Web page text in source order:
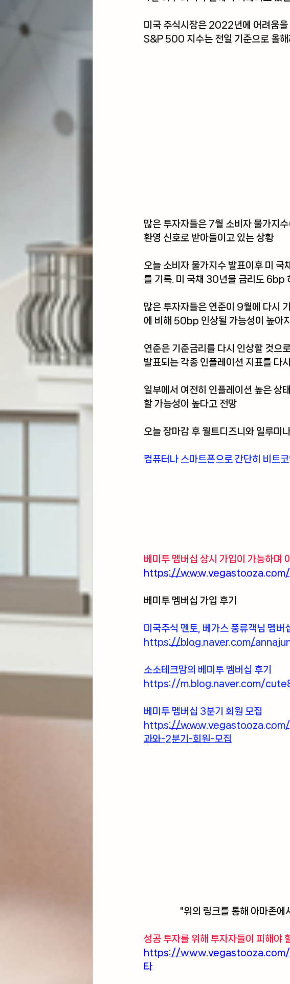
미국 주식시장은 2022년에 어려움을
S&P 500 지수는 전일 기준으로 올
많은 투자자들은 7월 소비자 물가지
환영 신호로 받아들이고 있는 상황
오늘 소비자 물가지수 발표이후 미
를 기록. 미 국채 30년물 금리도 6bp
많은 투자자들은 연준이 9월에 다시
에 비해 50bp 인상될 가능성이 높아
연준은 기준금리를 다시 인상할 것으
발표되는 각종 인플레이션 지표를 다
일부에서 여전히 인플레이션 높은
할 가능성이 높다고 전망
오늘 장마감 후 월트디즈니와 일루미
컴퓨터나 스마트폰으로 간단히 비
베미투 멤버십 상시 가입이 가능하며
https://
베미투 멤버십 가입 후기
미국주식 멘토, 베가스 풍류객님 멤버
https://blog.naver.com/
소소테크맘의 베미투 멤버십 후기
https://m.blog.naver.com/
베미투 멤버십 3분기 회원 모집
https://www.vegastooza.com/
과와-2분기-회원-모집
"위의 링크를 통해 아마존에
성공 투자를 위해 투자자들이 피해
https://www.vegastooza.com/
타